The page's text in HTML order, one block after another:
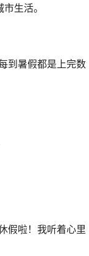
生活。
到暑假都是上完数
假啦！我听着心里